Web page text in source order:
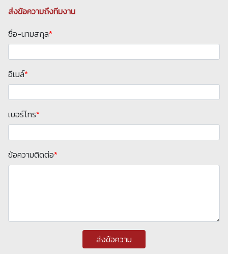
ส่งข้อความถึงทีมงาน
ชื่อ-นามสกุล*
อีเมล์*
เบอร์โทร*
ข้อความติดต่อ*
ส่งข้อความ